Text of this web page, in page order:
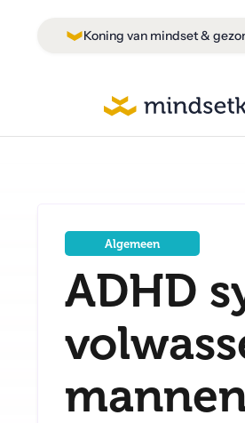
Koning van mindset &
Algemeen
ADHD